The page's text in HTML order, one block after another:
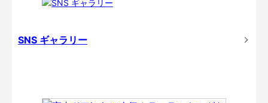
SNS ギャラリー